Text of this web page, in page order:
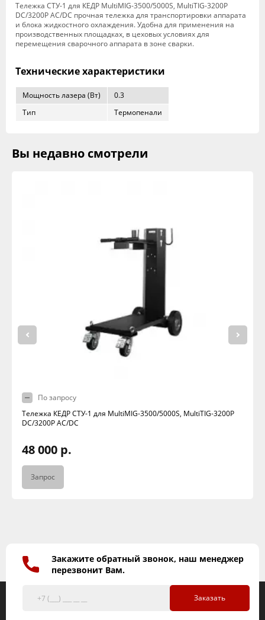
Тележка СТУ-1 для КЕДР MultiMIG-3500/5000S, MultiTIG-3200P
DC/3200P AC/DC прочная тележка для транспортировки аппарата
и блока жидкостного охлаждения. Удобна для применения на
производственных площадках, в цеховых условиях для
перемещения сварочного аппарата в зоне сварки.
Технические характеристики
Мощность лазера (Вт)
0.3
Тип
Термопенали
Вы недавно смотрели
По запросу
Тележка КЕДР СТУ-1 для MultiMIG-3500/5000S, MultiTIG-3200P
DC/3200P AC/DC
48 000 р.
Запрос
Закажите обратный звонок, наш менеджер
перезвонит Вам.
Заказать